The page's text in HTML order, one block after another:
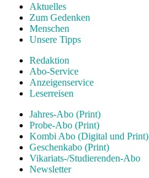
Aktuelles
Zum Gedenken
Menschen
Unsere Tipps
Redaktion
Abo-Service
Anzeigenservice
Leserreisen
Jahres-Abo (Print)
Probe-Abo (Print)
Kombi Abo (Digital und Print)
Geschenkabo (Print)
Vikariats-/Studierenden-Abo
Newsletter